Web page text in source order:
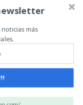
puede reducir la
aceite de palma y
la volatilidad de
más